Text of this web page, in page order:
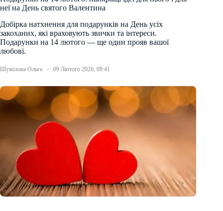
неї на День святого Валентина
Добірка натхнення для подарунків на День усіх
закоханих, які враховують звички та інтереси.
Подарунки на 14 лютого — ще один прояв вашої
любові.
Шумілова Ольга 09 Лютого 2026, 09:41